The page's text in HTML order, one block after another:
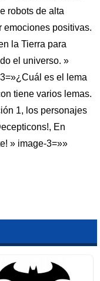
robots de alta
emociones positivas.
la Tierra para
el universo. »
es el lema
tiene varios lemas.
1, los personajes
En
» image-3=»»